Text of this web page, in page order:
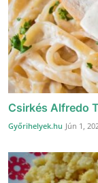
Csirkés Alfredo
Győrihelyek.hu Jún 1,